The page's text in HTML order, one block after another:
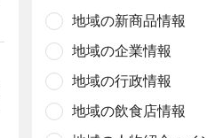
地域の新商品情報
地域の企業情報
地域の行政情報
地域の飲食店情報